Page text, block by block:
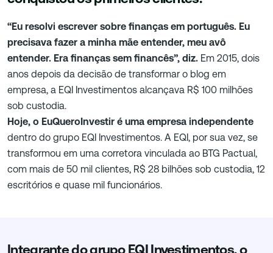
“Eu resolvi escrever sobre finanças em português. Eu
precisava fazer a minha mãe entender, meu avô
entender. Era finanças sem financês”, diz. Em 2015, dois
anos depois da decisão de transformar o blog em
empresa, a EQI Investimentos alcançava R$ 100 milhões
sob custodia.
Hoje, o EuQueroInvestir é uma empresa independente
dentro do grupo EQI Investimentos. A EQI, por sua vez, se
transformou em uma corretora vinculada ao BTG Pactual,
com mais de 50 mil clientes, R$ 28 bilhões sob custodia, 12
escritórios e quase mil funcionários.
Integrante do grupo EQI Investimentos, o